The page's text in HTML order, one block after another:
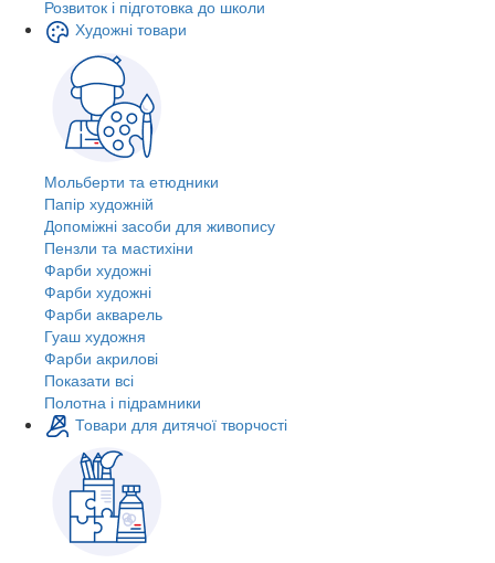
Розвиток і підготовка до школи
Художні товари
Мольберти та етюдники
Папір художній
Допоміжні засоби для живопису
Пензли та мастихіни
Фарби художні
Фарби художні
Фарби акварель
Гуаш художня
Фарби акрилові
Показати всі
Полотна і підрамники
Товари для дитячої творчості